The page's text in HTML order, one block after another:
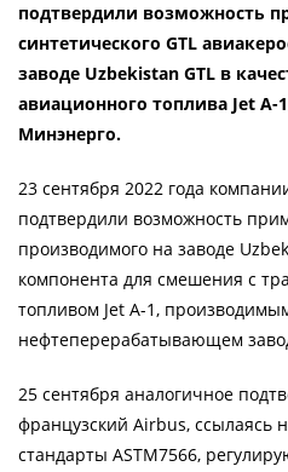
подтвердили возможность
синтетического GTL
заводе Uzbekistan GTL в
авиационного топлива Jet A-
Минэнерго.
23 сентября 2022 года
подтвердили возможность
производимого на заводе
компонента для смешения с
топливом Jet A-1,
нефтеперерабатывающем
25 сентября аналогичное
французский Airbus, ссылаясь
стандарты ASTM7566,